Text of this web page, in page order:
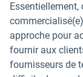
Essentiellement,
approche pour
fournir aux
fournisseurs de